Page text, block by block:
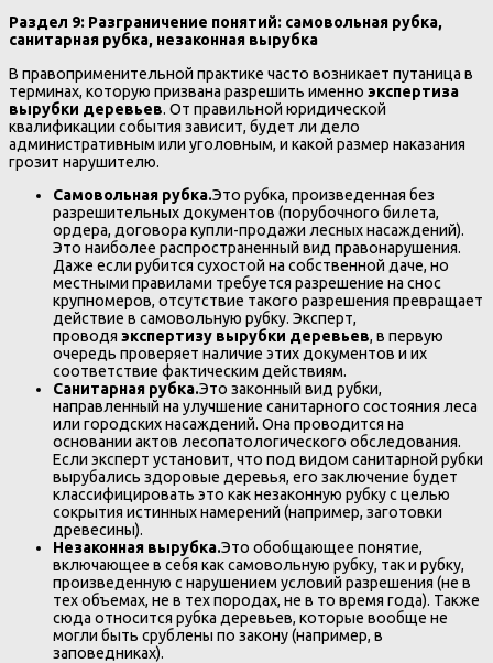
Раздел 9: Разграничение понятий: самовольная рубка,
санитарная рубка, незаконная вырубка
В правоприменительной практике часто возникает путаница в
терминах, которую призвана разрешить именно экспертиза
вырубки деревьев. От правильной юридической
квалификации события зависит, будет ли дело
административным или уголовным, и какой размер наказания
грозит нарушителю.
Самовольная рубка.Это рубка, произведенная без
разрешительных документов (порубочного билета,
ордера, договора купли-продажи лесных насаждений).
Это наиболее распространенный вид правонарушения.
Даже если рубится сухостой на собственной даче, но
местными правилами требуется разрешение на снос
крупномеров, отсутствие такого разрешения превращает
действие в самовольную рубку. Эксперт,
проводя экспертизу вырубки деревьев, в первую
очередь проверяет наличие этих документов и их
соответствие фактическим действиям.
Санитарная рубка.Это законный вид рубки,
направленный на улучшение санитарного состояния леса
или городских насаждений. Она проводится на
основании актов лесопатологического обследования.
Если эксперт установит, что под видом санитарной рубки
вырубались здоровые деревья, его заключение будет
классифицировать это как незаконную рубку с целью
сокрытия истинных намерений (например, заготовки
древесины).
Незаконная вырубка.Это обобщающее понятие,
включающее в себя как самовольную рубку, так и рубку,
произведенную с нарушением условий разрешения (не в
тех объемах, не в тех породах, не в то время года). Также
сюда относится рубка деревьев, которые вообще не
могли быть срублены по закону (например, в
заповедниках).